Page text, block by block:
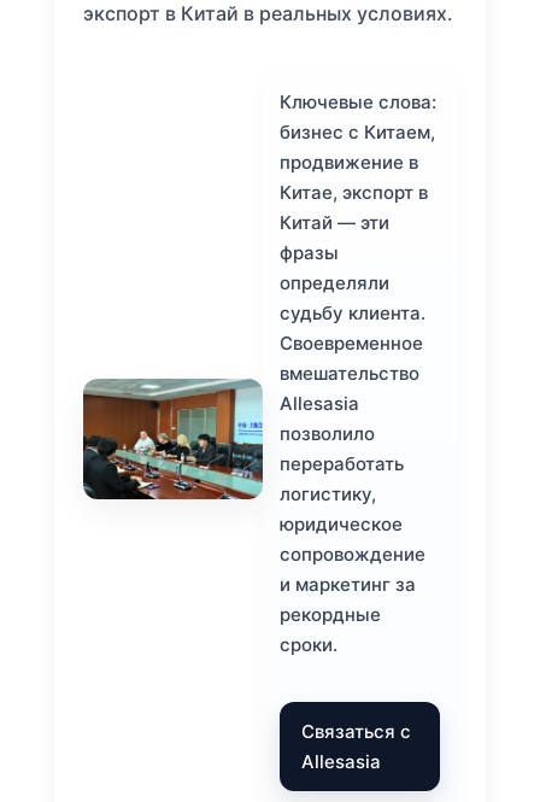
экспорт в Китай в реальных условиях.
Ключевые слова:
бизнес с Китаем,
продвижение в
Китае, экспорт в
Китай — эти
фразы
определяли
судьбу клиента.
Своевременное
вмешательство
Allesasia
позволило
переработать
логистику,
юридическое
сопровождение
и маркетинг за
рекордные
сроки.
Связаться с
Allesasia